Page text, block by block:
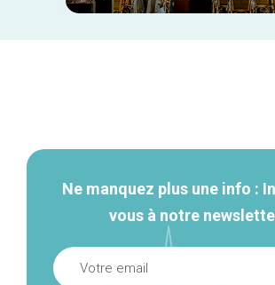
Ne manquez plus une info :
vous à notre